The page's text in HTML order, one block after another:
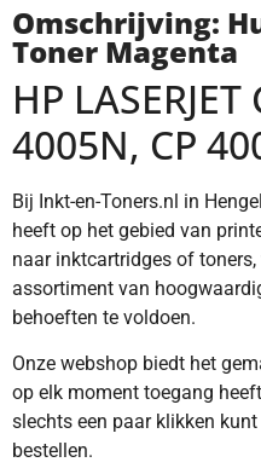
Omschrijving:
Toner Magenta
HP LASERJET
4005N, CP
Bij Inkt-en-Toners.nl in
heeft op het gebied van
naar inktcartridges of
assortiment van
behoeften te voldoen.
Onze webshop biedt het
op elk moment toegang
slechts een paar klikken
bestellen.